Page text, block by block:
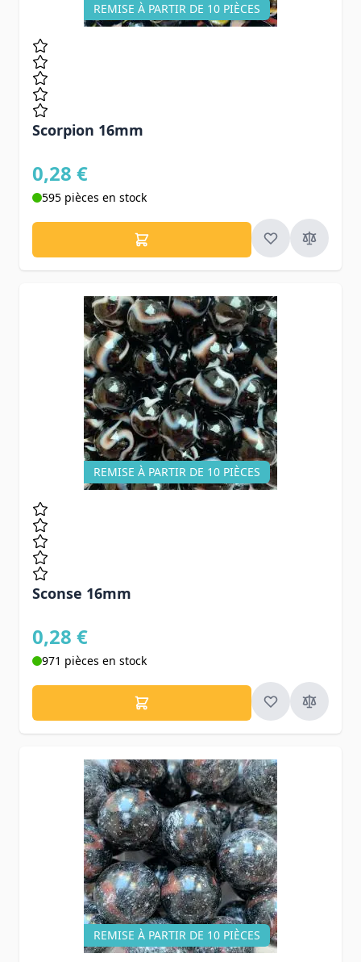
REMISE À PARTIR DE 10 PIÈCES
Scorpion 16mm
0,28 €
595 pièces en stock
REMISE À PARTIR DE 10 PIÈCES
Sconse 16mm
0,28 €
971 pièces en stock
REMISE À PARTIR DE 10 PIÈCES